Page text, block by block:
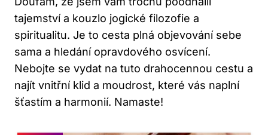
tajemství a kouzlo jogické filozofie a
spiritualitu. Je to cesta plná objevování sebe
sama a hledání opravdového osvícení.
Nebojte se vydat na tuto drahocennou cestu a
najít vnitřní klid a moudrost, které vás naplní
šťastím a harmonií. Namaste!